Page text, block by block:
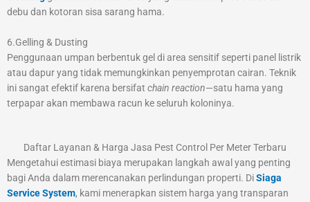
debu dan kotoran sisa sarang hama.
6.Gelling & Dusting
Penggunaan umpan berbentuk gel di area sensitif seperti panel listrik
atau dapur yang tidak memungkinkan penyemprotan cairan. Teknik
ini sangat efektif karena bersifat chain reaction—satu hama yang
terpapar akan membawa racun ke seluruh koloninya.
Daftar Layanan & Harga Jasa Pest Control Per Meter Terbaru
Mengetahui estimasi biaya merupakan langkah awal yang penting
bagi Anda dalam merencanakan perlindungan properti. DiSiaga
Service System, kami menerapkan sistem harga yang transparan